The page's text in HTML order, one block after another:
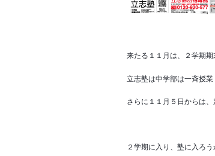
来たる１１月は、２学期期
立志塾は中学部は一斉授業
さらに１１月５日からは
２学期に入り、塾に入ろ